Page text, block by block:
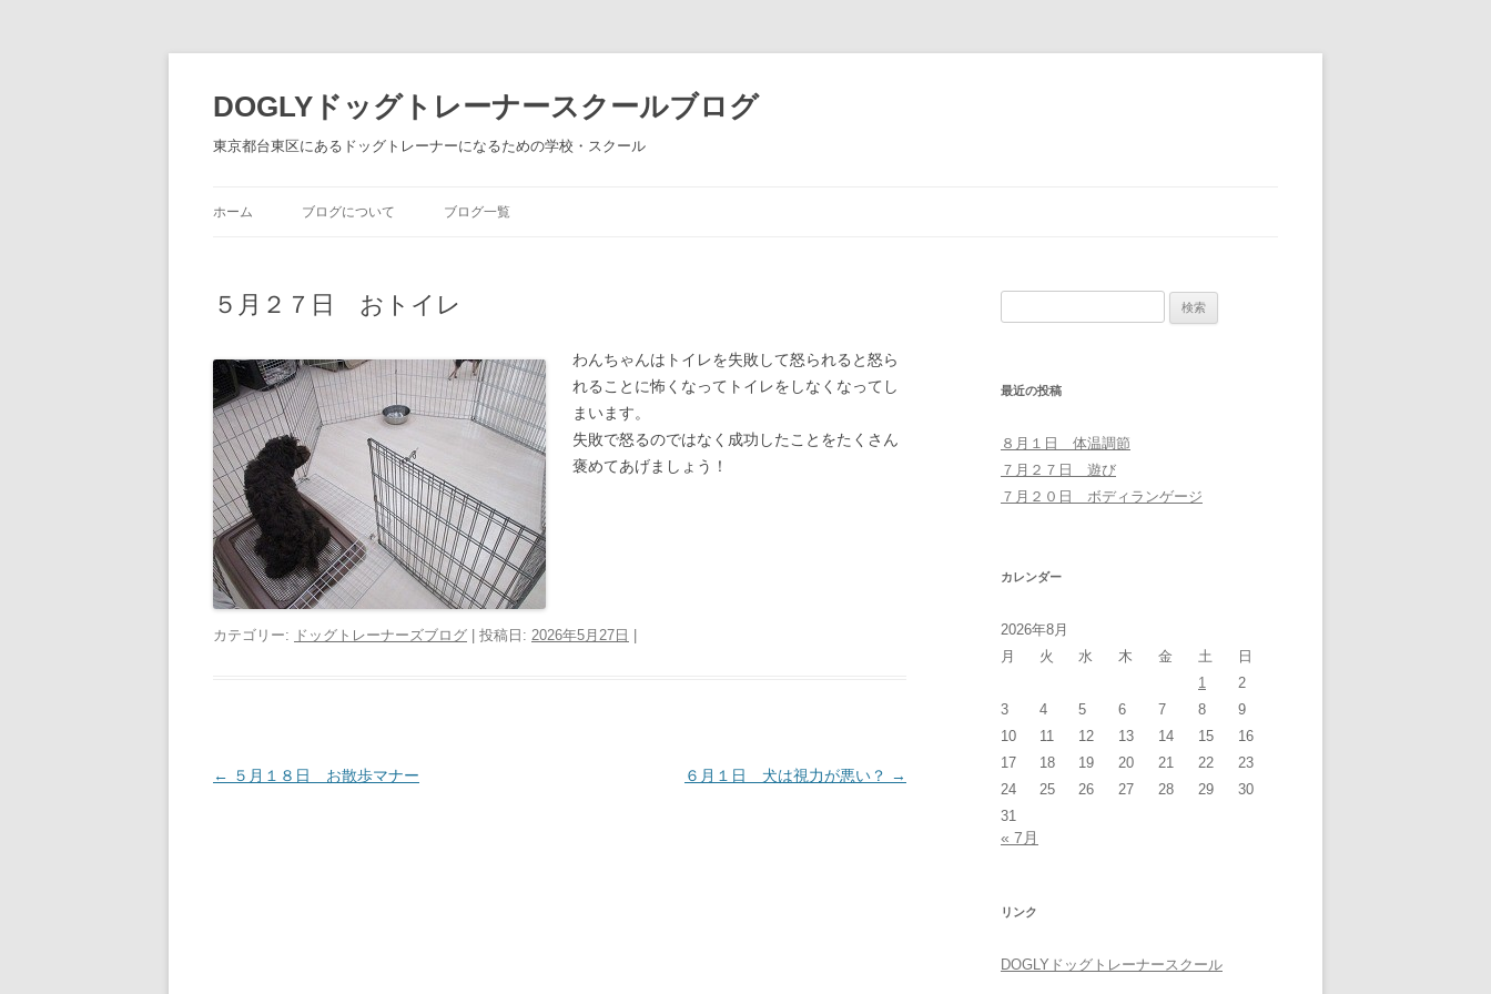
DOGLYドッグトレーナースクールブログ
東京都台東区にあるドッグトレーナーになるための学校・スクール
ホーム ブログについて ブログ一覧
５月２７日 おトイレ
わんちゃんはトイレを失敗して怒られると怒ら
れることに怖くなってトイレをしなくなってし
まいます。
失敗で怒るのではなく成功したことをたくさん
褒めてあげましょう！
カテゴリー: ドッグトレーナーズブログ | 投稿日: 2026年5月27日
投
← ５月１８日 お散歩マナー ６月１日 犬は視力が悪い？ →
最近の投稿
８月１日 体温調節
７月２７日 遊び
７月２０日 ボディランゲージ
カレンダー
2026年8月
月
火 水 木 金 土
日
1
2
3
4 5 6 7 8
9
10
11 12 13 14 15
16
17
18 19 20 21 22
23
24
25 26 27 28 29
30
31
« 7月
リンク
DOGLYドッグトレーナースクール